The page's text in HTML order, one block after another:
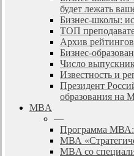
будет лежать
Бизнес-школы:
ТОП
Архив
Бизнес-
Число
Известность и
Президент
образования на
MBA
—
Программа МВА:
МВА
MBA со